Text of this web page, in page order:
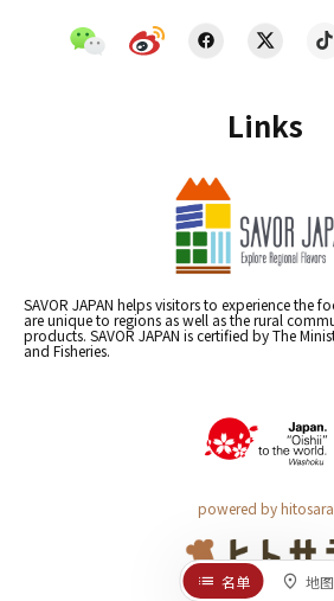
Links
SAVOR JAPAN helps visitors to experience the
are unique to regions as well as the rural
products. SAVOR JAPAN is certified by The
and Fisheries.
powered by hitosara
名单 地图